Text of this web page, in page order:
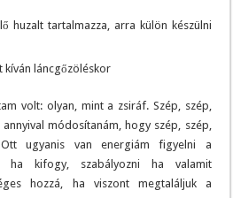
huzalt tartalmazza, arra külön készülni
láncgőzöléskor
volt: olyan, mint a zsiráf. Szép, szép,
módosítanám, hogy szép, szép,
ugyanis van energiám figyelni a
ha kifogy, szabályozni ha valamit
hozzá, ha viszont megtaláljuk a